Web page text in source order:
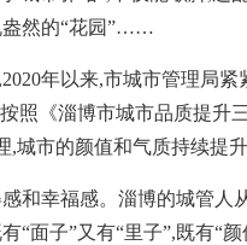
盎然的“花园”……
年以来,市城市管理局紧
照《淄博市城市品质提升
城市的颜值和气质持续提升
幸福感。淄博的城管人
面子”又有“里子”,既有“颜